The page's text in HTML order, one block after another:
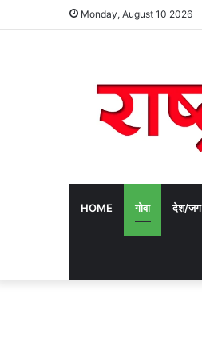
Monday, August 10 2026
HOME गोवा देश/जग